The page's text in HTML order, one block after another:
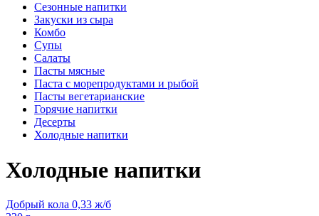
Сезонные напитки
Закуски из сыра
Комбо
Супы
Салаты
Пасты мясные
Паста с морепродуктами и рыбой
Пасты вегетарианские
Горячие напитки
Десерты
Холодные напитки
Холодные напитки
Добрый кола 0,33 ж/б